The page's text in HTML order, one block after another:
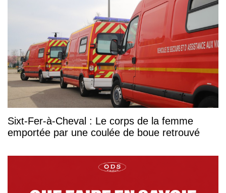
Sixt-Fer-à-Cheval : Le corps de la femme
emportée par une coulée de boue retrouvé